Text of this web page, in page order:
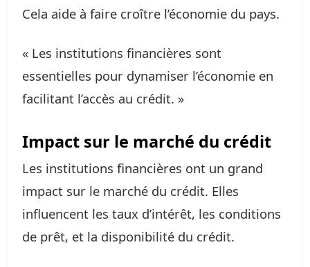
Cela aide à faire croître l’économie du pays.
« Les institutions financières sont
essentielles pour dynamiser l’économie en
facilitant l’accès au crédit. »
Impact sur le marché du crédit
Les institutions financières ont un grand
impact sur le marché du crédit. Elles
influencent les taux d’intérêt, les conditions
de prêt, et la disponibilité du crédit.